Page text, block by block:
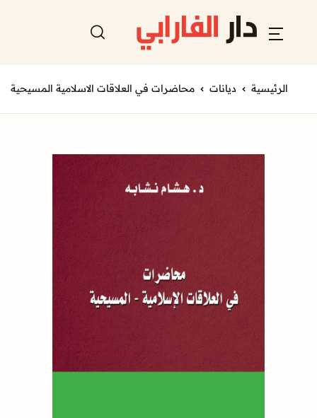
الرئيسية ديانات محاضرات في العلاقات الاسلامية المسيحية